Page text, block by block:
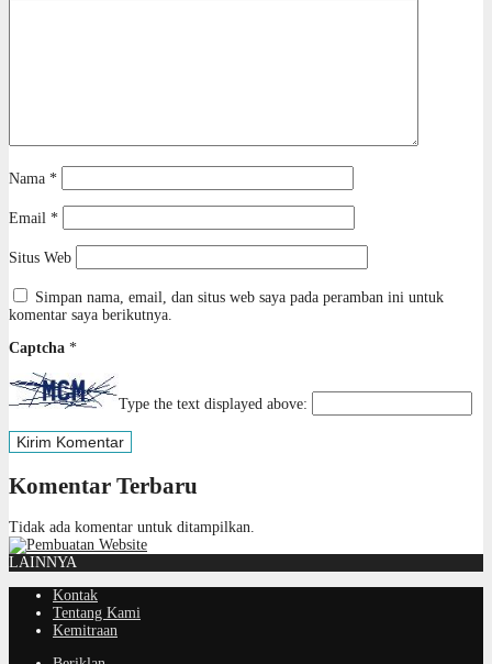
Nama *
Email *
Situs Web
Simpan nama, email, dan situs web saya pada peramban ini untuk
komentar saya berikutnya.
Captcha *
Type the text displayed above:
Komentar Terbaru
Tidak ada komentar untuk ditampilkan.
LAINNYA
Kontak
Tentang Kami
Kemitraan